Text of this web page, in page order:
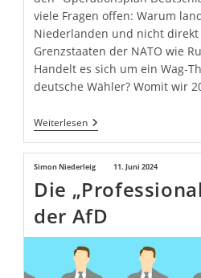
viele Fragen offen: Warum
Niederlanden und nicht
Grenzstaaten der NATO wie
Handelt es sich um ein Wag-
deutsche Wähler? Womit wir
WeiterlesenWahlkampf
’25:
Greift
An!
Beitrags-
Autor:
Simon Niederleig
Beitrag
veröffentlicht:
11. Juni 2024
Die
der AfD